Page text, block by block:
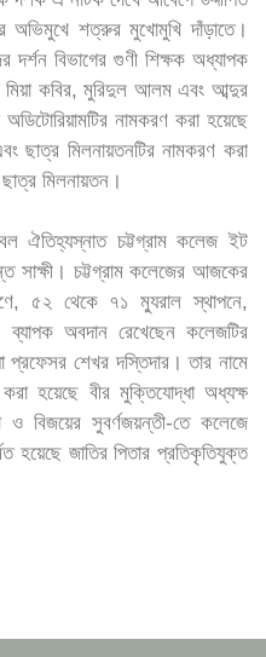
অভিমুখে শত্রুর মুখোমুখি দাঁড়াতে।
দর্শন বিভাগের গুণী শিক্ষক অধ্যাপক
মিয়া কবির, মুরিদুল আলম এবং আব্দুর
নামকরণ করা হয়েছে
ছাত্র মিলনায়তনটির নামকরণ করা
মিলনায়তন।
ঐতিহ্যস্নাত চট্টগ্রাম কলেজ ইট
সাক্ষী। চট্টগ্রাম কলেজের আজকের
৫২ থেকে ৭১ ম্যুরাল স্থাপনে,
অবদান রেখেছেন কলেজটির
প্রফেসর শেখর দস্তিদার। তার নামে
হয়েছে বীর মুক্তিযোদ্ধা অধ্যক্ষ
ও বিজয়ের সুবর্ণজয়ন্তী-তে কলেজে
হয়েছে জাতির পিতার প্রতিকৃতিযুক্ত